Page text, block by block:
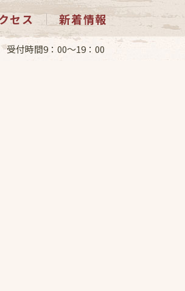
セス 新着情報
受付時間9：00～19：00